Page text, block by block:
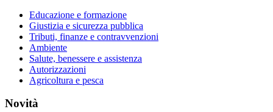
Educazione e formazione
Giustizia e sicurezza pubblica
Tributi, finanze e contravvenzioni
Ambiente
Salute, benessere e assistenza
Autorizzazioni
Agricoltura e pesca
Novità